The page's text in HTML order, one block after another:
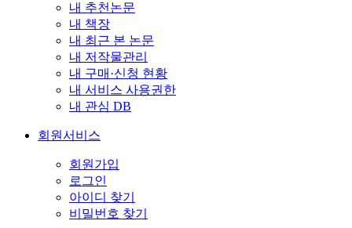
내 추천논문
내 책장
내 최근 본 논문
내 저작물관리
내 구매·신청 현황
내 서비스 사용권한
내 관심 DB
회원서비스
회원가입
로그인
아이디 찾기
비밀번호 찾기